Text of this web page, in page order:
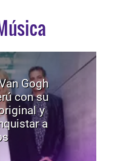
Gogh
con su
y
a